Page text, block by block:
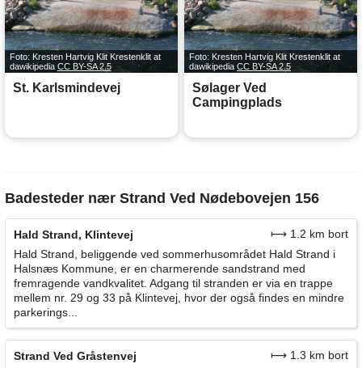
Foto: Kresten Hartvig Klit Krestenklit at
dawikipedia CC BY-SA 2.5
St. Karlsmindevej
Foto: Kresten Hartvig Klit Krestenklit at
dawikipedia CC BY-SA 2.5
Sølager Ved
Campingplads
Badesteder nær Strand Ved Nødebovejen 156
Hald Strand, Klintevej
⟼ 1.2 km bort
Hald Strand, beliggende ved sommerhusområdet Hald Strand i
Halsnæs Kommune, er en charmerende sandstrand med
fremragende vandkvalitet. Adgang til stranden er via en trappe
mellem nr. 29 og 33 på Klintevej, hvor der også findes en mindre
parkerings...
Strand Ved Gråstenvej
⟼ 1.3 km bort